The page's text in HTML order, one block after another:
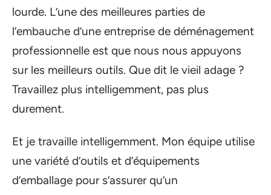
lourde. L’une des meilleures parties de
l’embauche d’une entreprise de déménagement
professionnelle est que nous nous appuyons
sur les meilleurs outils. Que dit le vieil adage ?
Travaillez plus intelligemment, pas plus
durement.
Et je travaille intelligemment. Mon équipe utilise
une variété d’outils et d’équipements
d’emballage pour s’assurer qu’un